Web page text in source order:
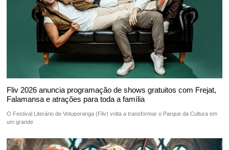
Fliv 2026 anuncia programação de shows gratuitos com Frejat,
Falamansa e atrações para toda a família
O Festival Literário de Votuporanga (Fliv) volta a transformar o Parque da Cultura em
um grande